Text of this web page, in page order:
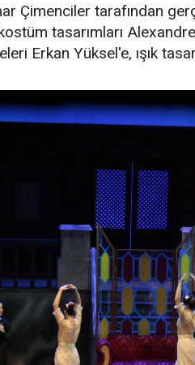
Çimenciler tarafından
tasarımları
Erkan Yüksel'e, ışık